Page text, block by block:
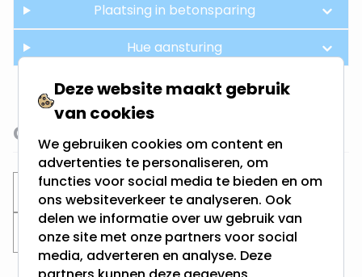
Plaatsing in betonsparing
Hue aansturing
Gerelateerde categorieën
Inbouwspots Philips Hue inbouwspots
Zaagmaat 70MM
Deze website maakt gebruik
van cookies
We gebruiken cookies om content en
advertenties te personaliseren, om
functies voor social media te bieden en om
ons websiteverkeer te analyseren. Ook
delen we informatie over uw gebruik van
onze site met onze partners voor social
media, adverteren en analyse. Deze